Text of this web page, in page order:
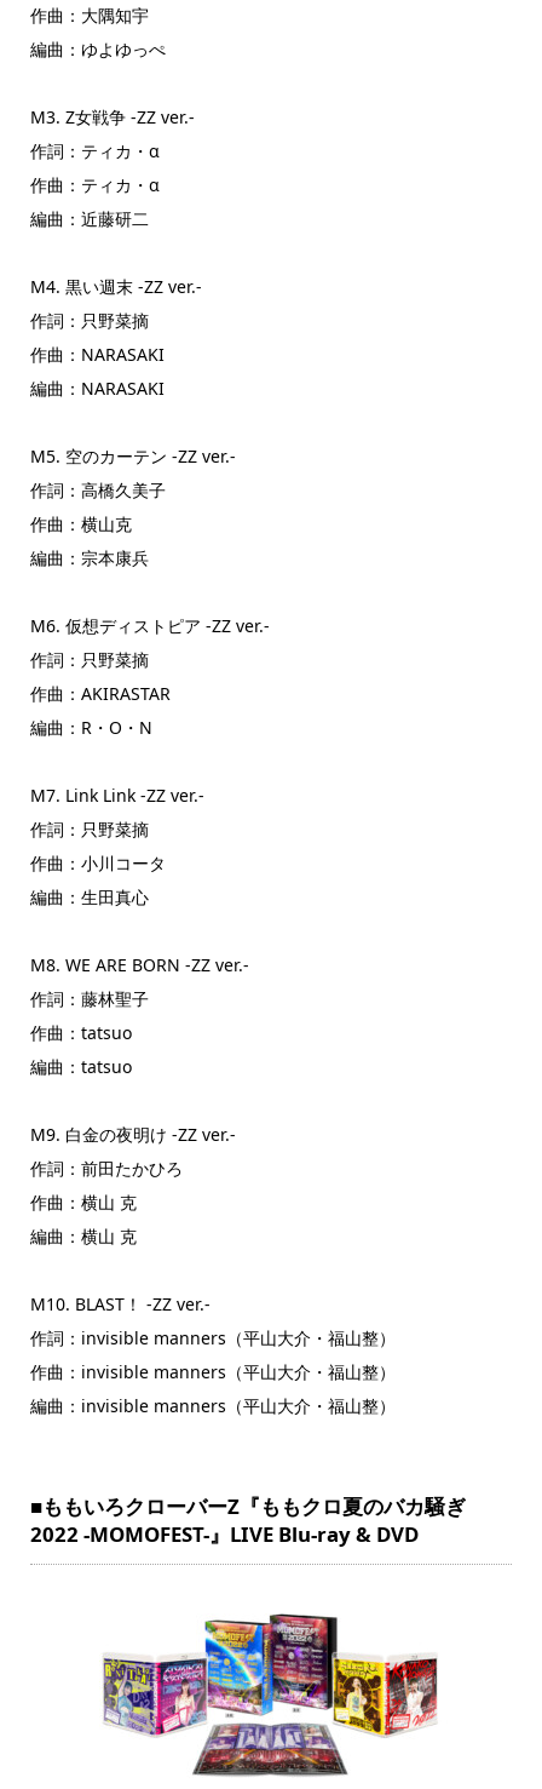
作曲：大隅知宇
編曲：ゆよゆっぺ
M3. Z女戦争 -ZZ ver.-
作詞：ティカ・α
作曲：ティカ・α
編曲：近藤研二
M4. 黒い週末 -ZZ ver.-
作詞：只野菜摘
作曲：NARASAKI
編曲：NARASAKI
M5. 空のカーテン -ZZ ver.-
作詞：高橋久美子
作曲：横山克
編曲：宗本康兵
M6. 仮想ディストピア -ZZ ver.-
作詞：只野菜摘
作曲：AKIRASTAR
編曲：R・O・N
M7. Link Link -ZZ ver.-
作詞：只野菜摘
作曲：小川コータ
編曲：生田真心
M8. WE ARE BORN -ZZ ver.-
作詞：藤林聖子
作曲：tatsuo
編曲：tatsuo
M9. 白金の夜明け -ZZ ver.-
作詞：前田たかひろ
作曲：横山 克
編曲：横山 克
M10. BLAST！ -ZZ ver.-
作詞：invisible manners（平山大介・福山整）
作曲：invisible manners（平山大介・福山整）
編曲：invisible manners（平山大介・福山整）
■ももいろクローバーZ『ももクロ夏のバカ騒ぎ
2022 -MOMOFEST-』LIVE Blu-ray & DVD